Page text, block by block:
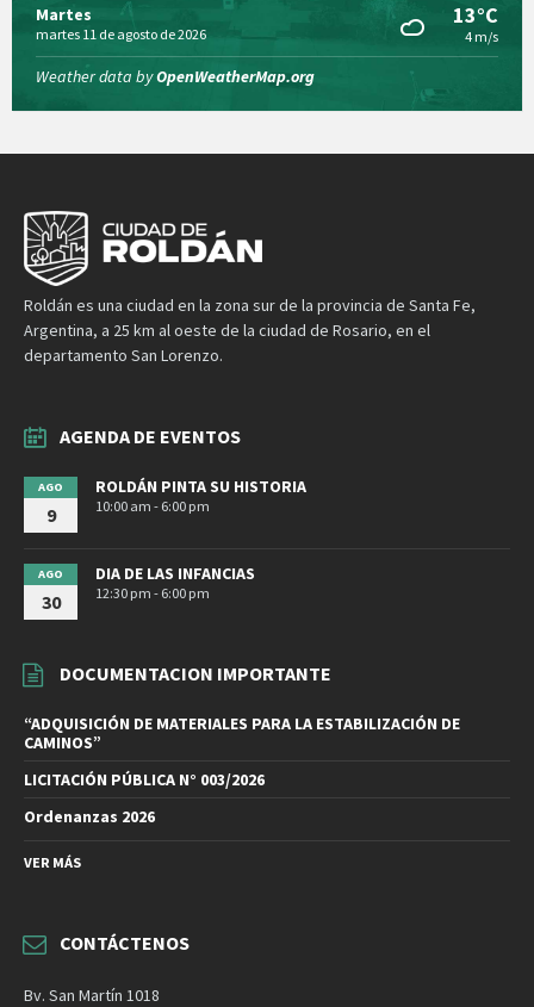
Martes
martes 11 de agosto de 2026
13°C
4 m/s
Weather data byOpenWeatherMap.org
Roldán es una ciudad en la zona sur de la provincia de Santa Fe,
Argentina, a 25 km al oeste de la ciudad de Rosario, en el
departamento San Lorenzo.
AGENDA DE EVENTOS
AGO
9
ROLDÁN PINTA SU HISTORIA
10:00 am - 6:00 pm
AGO
30
DIA DE LAS INFANCIAS
12:30 pm - 6:00 pm
DOCUMENTACION IMPORTANTE
“ADQUISICIÓN DE MATERIALES PARA LA ESTABILIZACIÓN DE
CAMINOS”
LICITACIÓN PÚBLICA N° 003/2026
Ordenanzas 2026
VER MÁS
CONTÁCTENOS
Bv. San Martín 1018